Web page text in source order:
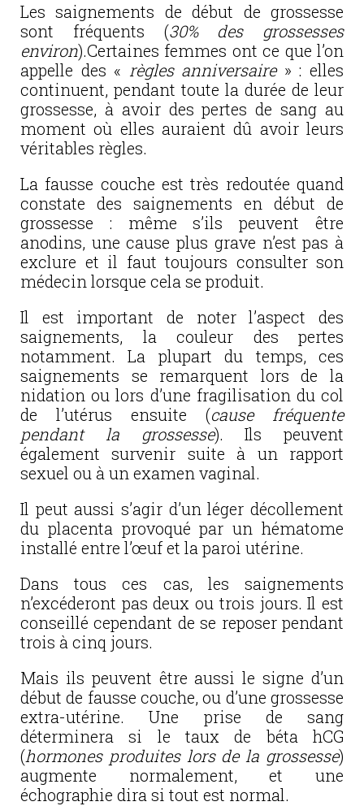
Les saignements de début de grossesse
sont fréquents (30% des grossesses
environ).Certaines femmes ont ce que l’on
appelle des « règles anniversaire» : elles
continuent, pendant toute la durée de leur
grossesse, à avoir des pertes de sang au
moment où elles auraient dû avoir leurs
véritables règles.
La fausse couche est très redoutée quand
constate des saignements en début de
grossesse : même s’ils peuvent être
anodins, une cause plus grave n’est pas à
exclure et il faut toujours consulter son
médecin lorsque cela se produit.
Il est important de noter l’aspect des
saignements, la couleur des pertes
notamment. La plupart du temps, ces
saignements se remarquent lors de la
nidation ou lors d’une fragilisation du col
de l’utérus ensuite (cause fréquente
pendant la grossesse). Ils peuvent
également survenir suite à un rapport
sexuel ou à un examen vaginal.
Il peut aussi s’agir d’un léger décollement
du placenta provoqué par un hématome
installé entre l’œuf et la paroi utérine.
Dans tous ces cas, les saignements
n’excéderont pas deux ou trois jours. Il est
conseillé cependant de se reposer pendant
trois à cinq jours.
Mais ils peuvent être aussi le signe d’un
début de fausse couche, ou d’une grossesse
extra-utérine. Une prise de sang
déterminera si le taux de béta hCG
(hormones produites lors de la grossesse)
augmente normalement, et une
échographie dira si tout est normal.